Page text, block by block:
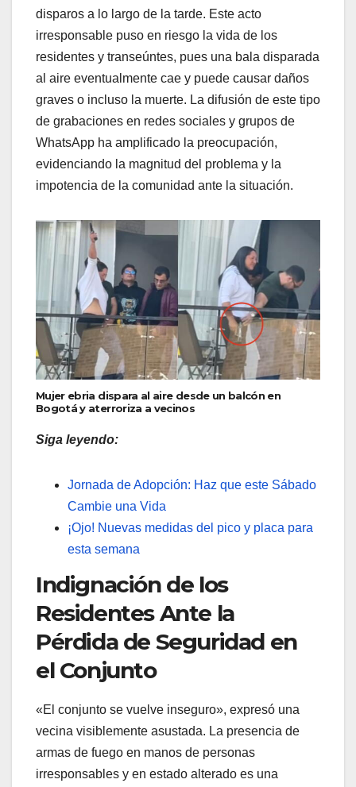
disparos a lo largo de la tarde. Este acto
irresponsable puso en riesgo la vida de los
residentes y transeúntes, pues una bala disparada
al aire eventualmente cae y puede causar daños
graves o incluso la muerte. La difusión de este tipo
de grabaciones en redes sociales y grupos de
WhatsApp ha amplificado la preocupación,
evidenciando la magnitud del problema y la
impotencia de la comunidad ante la situación.
Mujer ebria dispara al aire desde un balcón en
Bogotá y aterroriza a vecinos
Siga leyendo:
Jornada de Adopción: Haz que este Sábado
Cambie una Vida
¡Ojo! Nuevas medidas del pico y placa para
esta semana
Indignación de los
Residentes Ante la
Pérdida de Seguridad en
el Conjunto
«El conjunto se vuelve inseguro», expresó una
vecina visiblemente asustada. La presencia de
armas de fuego en manos de personas
irresponsables y en estado alterado es una